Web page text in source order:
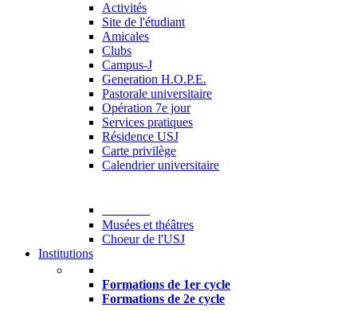
Activités
Site de l'étudiant
Amicales
Clubs
Campus-J
Generation H.O.P.E.
Pastorale universitaire
Opération 7e jour
Services pratiques
Résidence USJ
Carte privilège
Calendrier universitaire
Musées et théâtres
Choeur de l'USJ
Institutions
Formations de 1er cycle
Formations de 2e cycle